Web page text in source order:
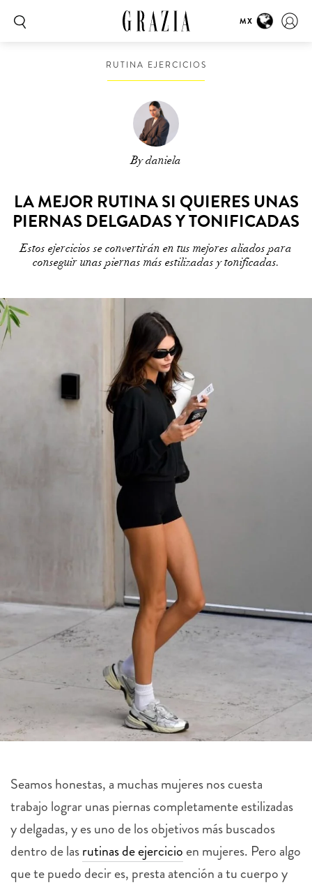
MX
RUTINA EJERCICIOS
By daniela
LA MEJOR RUTINA SI QUIERES UNAS
PIERNAS DELGADAS Y TONIFICADAS
Estos ejercicios se convertirán en tus mejores aliados para
conseguir unas piernas más estilizadas y tonificadas.
Seamos honestas, a muchas mujeres nos cuesta
trabajo lograr unas piernas completamente estilizadas
y delgadas, y es uno de los objetivos más buscados
dentro de lasrutinas de ejercicio en mujeres. Pero algo
que te puedo decir es, presta atención a tu cuerpo y